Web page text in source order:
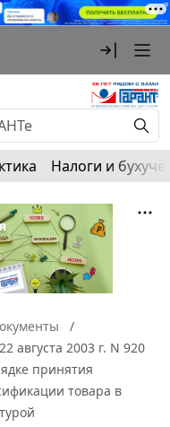
Налоги и
августа 2003 г. N 920
принятия
товара в